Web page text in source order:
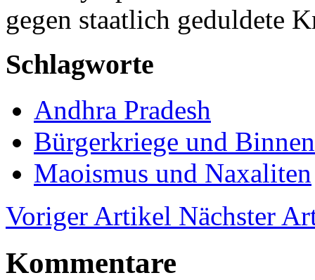
gegen staatlich geduldete
Schlagworte
Andhra Pradesh
Bürgerkriege und
Maoismus und Naxaliten
Voriger Artikel Nächster
Kommentare